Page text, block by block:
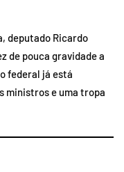
deputado Ricardo
de pouca gravidade a
federal já está
ministros e uma tropa